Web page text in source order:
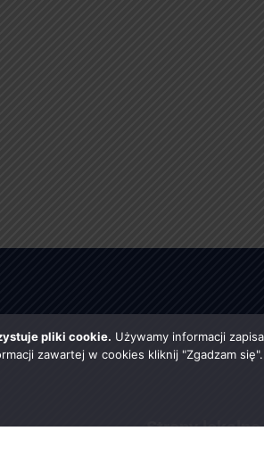
Strony lokalne
pliki cookie. Używamy informacji
zawartej w cookies kliknij "Zgadzam